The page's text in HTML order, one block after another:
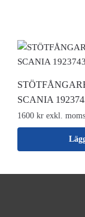
SCANIA
1600 kr exkl. moms